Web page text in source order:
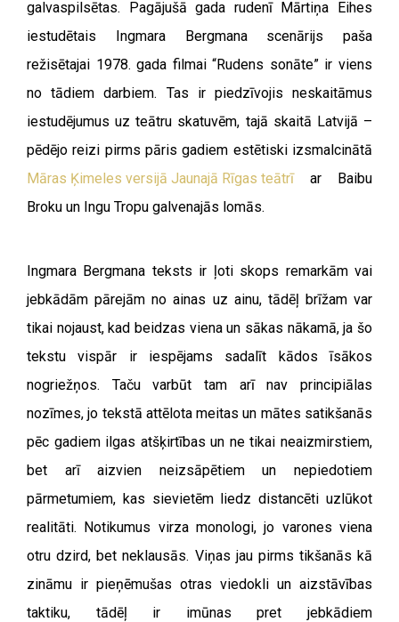
galvaspilsētas. Pagājušā gada rudenī Mārtiņa Eihes
iestudētais Ingmara Bergmana scenārijs paša
režisētajai 1978. gada filmai “Rudens sonāte” ir viens
no tādiem darbiem. Tas ir piedzīvojis neskaitāmus
iestudējumus uz teātru skatuvēm, tajā skaitā Latvijā –
pēdējo reizi pirms pāris gadiem estētiski izsmalcinātā
Māras Ķimeles versijā Jaunajā Rīgas teātrīar Baibu
Broku un Ingu Tropu galvenajās lomās.
Ingmara Bergmana teksts ir ļoti skops remarkām vai
jebkādām pārejām no ainas uz ainu, tādēļ brīžam var
tikai nojaust, kad beidzas viena un sākas nākamā, ja šo
tekstu vispār ir iespējams sadalīt kādos īsākos
nogriežņos. Taču varbūt tam arī nav principiālas
nozīmes, jo tekstā attēlota meitas un mātes satikšanās
pēc gadiem ilgas atšķirtības un ne tikai neaizmirstiem,
bet arī aizvien neizsāpētiem un nepiedotiem
pārmetumiem, kas sievietēm liedz distancēti uzlūkot
realitāti. Notikumus virza monologi, jo varones viena
otru dzird, bet neklausās. Viņas jau pirms tikšanās kā
zināmu ir pieņēmušas otras viedokli un aizstāvības
taktiku, tādēļ ir imūnas pret jebkādiem